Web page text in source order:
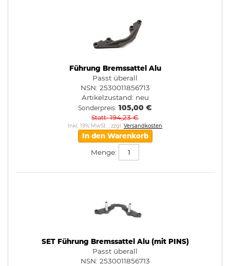
Führung Bremssattel Alu
Passt überall
NSN: 2530011856713
Artikelzustand: neu
Sonderpreis 105,00 €
Statt 194,23 €
Inkl. 19% MwSt. , zzgl. Versandkosten
In den Warenkorb
Menge:
SET Führung Bremssattel Alu (mit PINS)
Passt überall
NSN: 2530011856713